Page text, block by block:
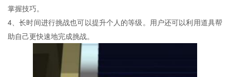
掌握技巧。
4、长时间进行挑战也可以提升个人的等级。用户还可以利用道具帮
助自己更快速地完成挑战。